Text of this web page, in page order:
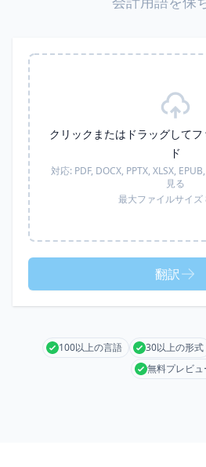
クリックまたはドラッグして
ド
対応: PDF, DOCX, PPTX, XLSX,
見る
最大ファイルサイズ
翻訳
100以上の言語 30以上の形式
無料プレビュ